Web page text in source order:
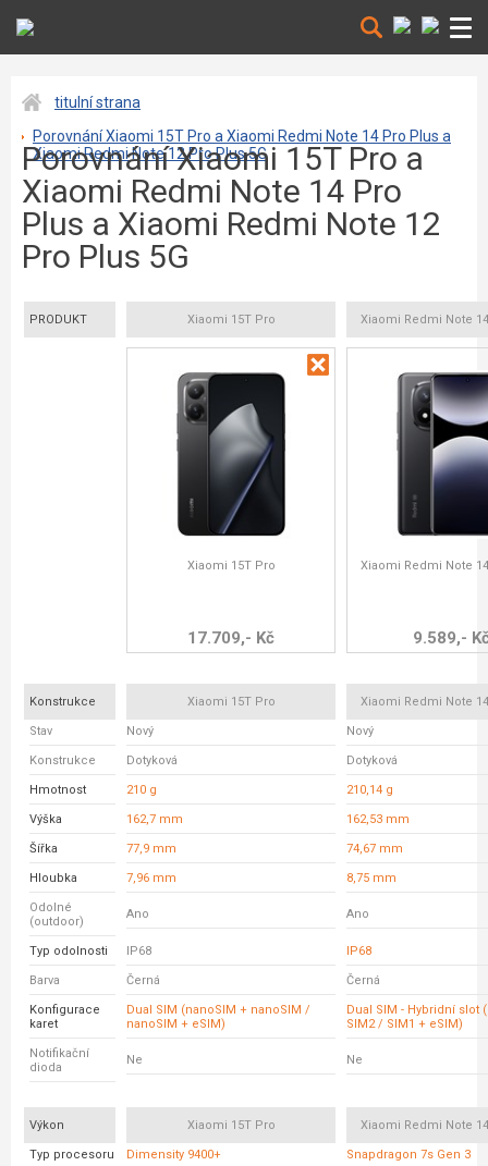
titulní strana
Porovnání Xiaomi 15T Pro a Xiaomi Redmi Note 14 Pro Plus a
Xiaomi Redmi Note 12 Pro Plus 5G
Porovnání Xiaomi 15T Pro a
Xiaomi Redmi Note 14 Pro
Plus a Xiaomi Redmi Note 12
Pro Plus 5G
PRODUKT Xiaomi 15T Pro Xiaomi Redmi Note
Xiaomi 15T Pro
17.709,- Kč
Xiaomi Redmi Note
9.589,-
Konstrukce Xiaomi 15T Pro Xiaomi Redmi Note
Stav Nový Nový
Konstrukce Dotyková Dotyková
Hmotnost 210 g 210,14 g
Výška 162,7 mm 162,53 mm
Šířka 77,9 mm 74,67 mm
Hloubka 7,96 mm 8,75 mm
Odolné
(outdoor)
Ano Ano
Typ odolnosti IP68 IP68
Barva Černá Černá
Konfigurace
karet
Dual SIM (nanoSIM + nanoSIM /
nanoSIM + eSIM)
Dual SIM - Hybridní slot
SIM2 / SIM1 + eSIM)
Notifikační
dioda
Ne Ne
Výkon Xiaomi 15T Pro Xiaomi Redmi Note
Typ procesoru Dimensity 9400+ Snapdragon 7s Gen 3